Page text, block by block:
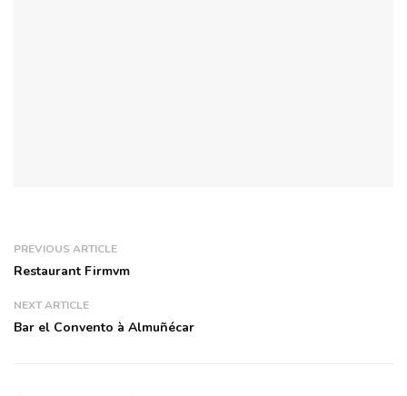
PREVIOUS ARTICLE
Restaurant Firmvm
NEXT ARTICLE
Bar el Convento à Almuñécar